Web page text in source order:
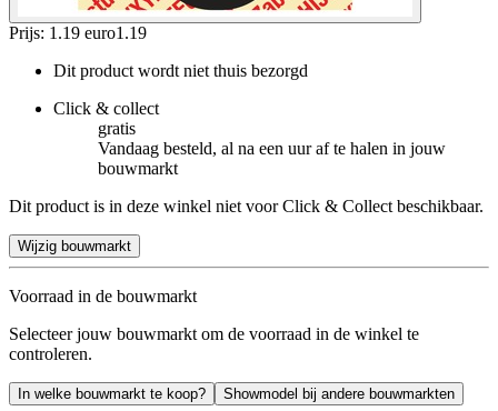
Prijs: 1.19 euro1 .19
Dit product wordt niet thuis bezorgd
Click & collect
gratis
Vandaag besteld, al na een uur af te halen in jouw
bouwmarkt
Dit product is in deze winkel niet voor Click & Collect beschikbaar.
Wijzig bouwmarkt
Voorraad in de bouwmarkt
Selecteer jouw bouwmarkt om de voorraad in de winkel te
controleren.
In welke bouwmarkt te koop? Showmodel bij andere bouwmarkten